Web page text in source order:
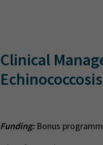
Clinical
Funding:Bonus